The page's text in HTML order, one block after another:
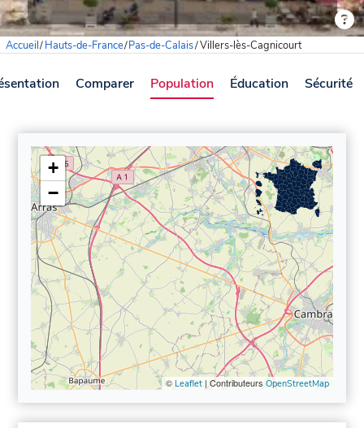
Accueil/Hauts-de-France/Pas-de-Calais/Villers-lès-Cagnicourt
Comparer Population Éducation Sécurité
+
−
© Leaflet| Contributeurs OpenStreetMap